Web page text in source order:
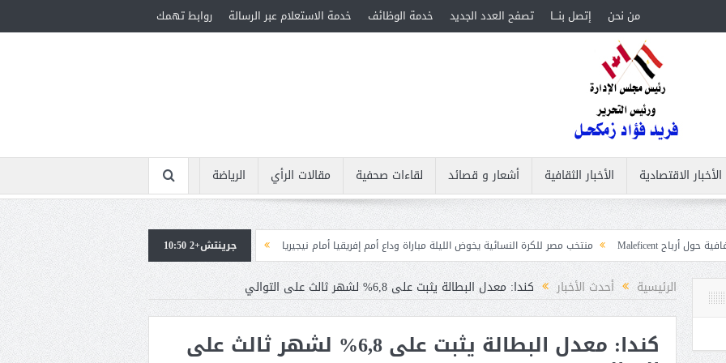
من نحن إتصل بنـــا تصفح العدد الجديد خدمة الوظائف خدمة الاستعلام عبر الرسالة روابط تهمك
الأخبار الاقتصادية الأخبار الثقافية أشعار و قصائد لقاءات صحفية مقالات الرأي
الرياضة
منتخب مصر للكرة النسائية يخوض الليلة مباراة وداع أمم إفريقيا أمام نيجيريا
استقبال جماهيرى حاشد لمحمد صلاح لدى وصوله إلى تركيا لإتمام انتقاله إلى
جرينتش+2 10:50
الرئيسية أحدث الأخبار كندا: معدل البطالة يثبت على 6,8% لشهر ثالث على التوالي
كندا: معدل البطالة يثبت على 6,8% لشهر ثالث على